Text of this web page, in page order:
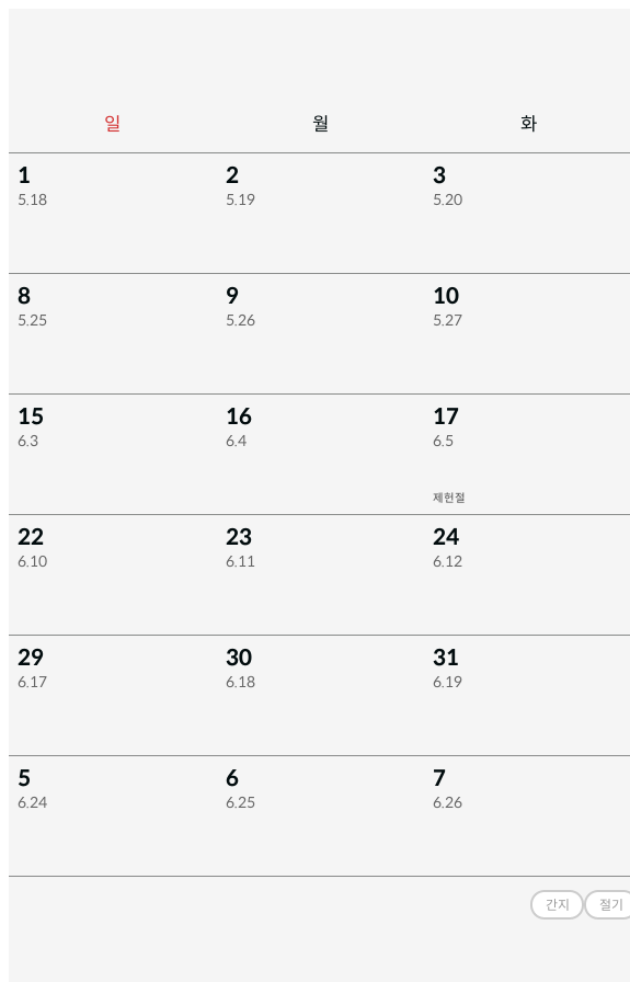
일 월 화
1
5.18
2
5.19
3
5.20
8
5.25
9
5.26
10
5.27
15
6.3
16
6.4
17
6.5
제헌절
22
6.10
23
6.11
24
6.12
29
6.17
30
6.18
31
6.19
5
6.24
6
6.25
7
6.26
간지 절기